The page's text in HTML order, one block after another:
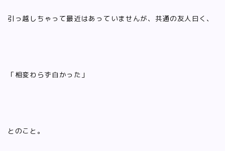
引っ越しちゃって最近はあっていませんが、共通の友人曰く、
「相変わらず白かった」
とのこと。